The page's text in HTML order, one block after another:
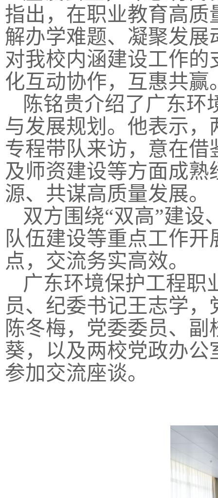
指出，在职业教育高
解办学难题、凝聚发
对我校内涵建设工作
化互动协作，互惠共赢
陈铭贵介绍了广东环
与发展规划。他表示
专程带队来访，意在借
及师资建设等方面成
源、共谋高质量发展。
双方围绕“双高”建设
队伍建设等重点工作
点，交流务实高效。
广东环境保护工程职
员、纪委书记王志学
陈冬梅，党委委员、
葵，以及两校党政办
参加交流座谈。